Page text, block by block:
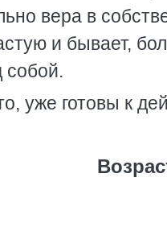
вера в
и бывает,
собой.
уже готовы к